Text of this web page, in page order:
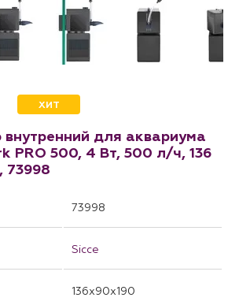
ХИТ
внутренний для аквариума
PRO 500, 4 Вт, 500 л/ч, 136
73998
73998
Sicce
136x90x190